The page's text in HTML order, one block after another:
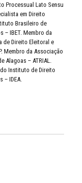
Processual Lato Sensu
em Direito
Brasileiro de
– IBET. Membro da
de Direito Eleitoral e
Membro da Associação
Alagoas – ATRIAL.
Instituto de Direito
– IDEA.